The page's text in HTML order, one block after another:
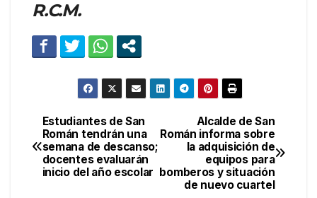
R.C.M.
Navegación
de
Alcalde de San
Román informa sobre
la adquisición de
equipos para
bomberos y situación
de nuevo cuartel
Estudiantes de San
Román tendrán una
semana de descanso;
docentes evaluarán
inicio del año escolar